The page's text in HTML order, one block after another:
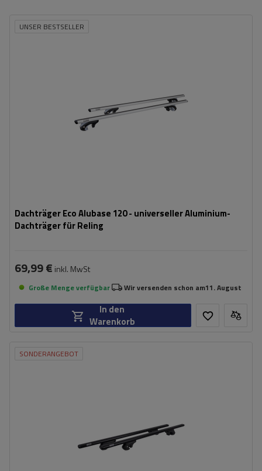
UNSER BESTSELLER
Dachträger Eco Alubase 120 - universeller Aluminium-
Dachträger für Reling
69,99 € inkl. MwSt
Große Menge verfügbar Wir versenden schon am11. August
In den
Warenkorb
SONDERANGEBOT